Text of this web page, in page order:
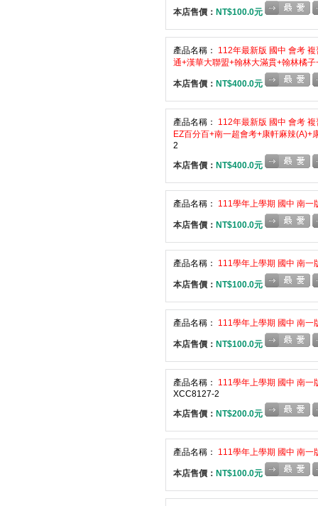
本店售價： NT$100.0元
產品名稱：
112年最新版 國中 會考
通+漢華大聯盟+翰林大滿貫+翰林橘
本店售價： NT$400.0元
產品名稱：
112年最新版 國中 會考
EZ百分百+南一超會考+康軒麻辣
2
本店售價： NT$400.0元
產品名稱： 111學年上學期 國中 南
本店售價： NT$100.0元
產品名稱： 111學年上學期 國中 南
本店售價： NT$100.0元
產品名稱： 111學年上學期 國中 南
本店售價： NT$100.0元
產品名稱：
111學年上學期 國中 南
XCC8127-2
本店售價： NT$200.0元
產品名稱： 111學年上學期 國中 南
本店售價： NT$100.0元